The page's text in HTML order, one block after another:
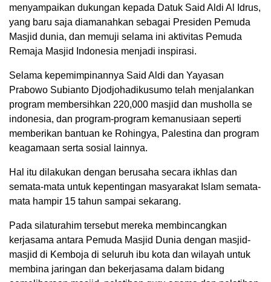
menyampaikan dukungan kepada Datuk Said Aldi Al Idrus,
yang baru saja diamanahkan sebagai Presiden Pemuda
Masjid dunia, dan memuji selama ini aktivitas Pemuda
Remaja Masjid Indonesia menjadi inspirasi.
Selama kepemimpinannya Said Aldi dan Yayasan
Prabowo Subianto Djodjohadikusumo telah menjalankan
program membersihkan 220,000 masjid dan musholla se
indonesia, dan program-program kemanusiaan seperti
memberikan bantuan ke Rohingya, Palestina dan program
keagamaan serta sosial lainnya.
Hal itu dilakukan dengan berusaha secara ikhlas dan
semata-mata untuk kepentingan masyarakat Islam semata-
mata hampir 15 tahun sampai sekarang.
Pada silaturahim tersebut mereka membincangkan
kerjasama antara Pemuda Masjid Dunia dengan masjid-
masjid di Kemboja di seluruh ibu kota dan wilayah untuk
membina jaringan dan bekerjasama dalam bidang